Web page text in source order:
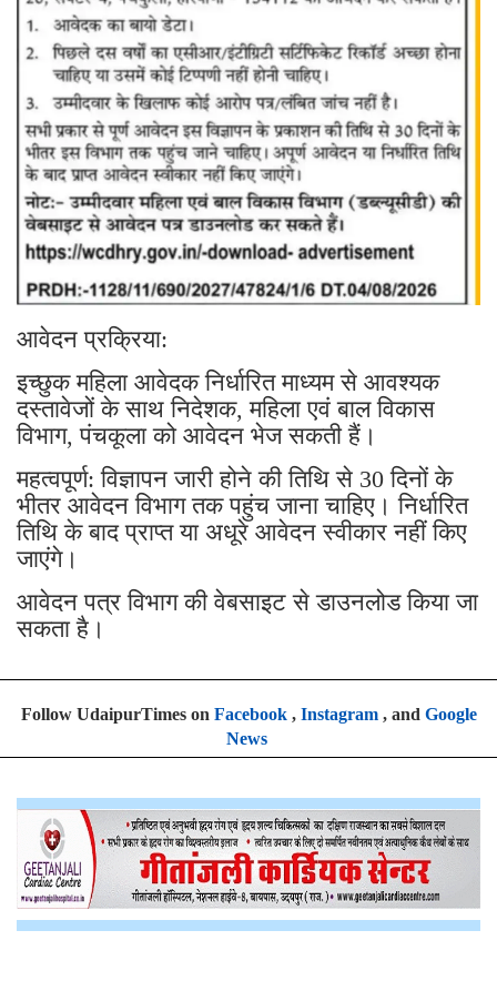
आवेदन प्रक्रिया:
इच्छुक महिला आवेदक निर्धारित माध्यम से आवश्यक
दस्तावेजों के साथ निदेशक, महिला एवं बाल विकास
विभाग, पंचकूला को आवेदन भेज सकती हैं।
महत्वपूर्ण: विज्ञापन जारी होने की तिथि से 30 दिनों के
भीतर आवेदन विभाग तक पहुंच जाना चाहिए। निर्धारित
तिथि के बाद प्राप्त या अधूरे आवेदन स्वीकार नहीं किए
जाएंगे।
आवेदन पत्र विभाग की वेबसाइट से डाउनलोड किया जा
सकता है।
Follow UdaipurTimes on Facebook, Instagram, and Google
News